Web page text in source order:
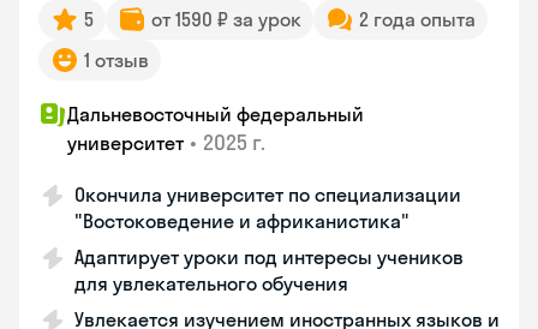
5 от 1590 ₽ за урок
2 года опыта
1 отзыв
Дальневосточный федеральный
университет • 2025 г.
Окончила университет по специализации
"Востоковедение и африканистика"
Адаптирует уроки под интересы учеников
для увлекательного обучения
Увлекается изучением иностранных языков и